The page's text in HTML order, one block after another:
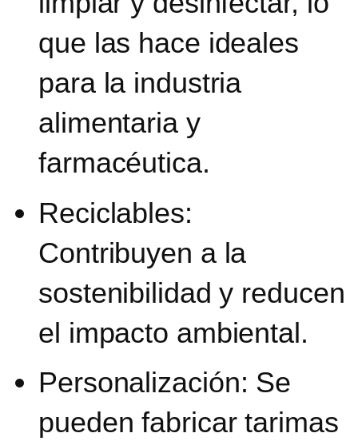
que las hace ideales
para la industria
alimentaria y
farmacéutica.
Reciclables:
Contribuyen a la
sostenibilidad y reducen
el impacto ambiental.
Personalización: Se
pueden fabricar tarimas